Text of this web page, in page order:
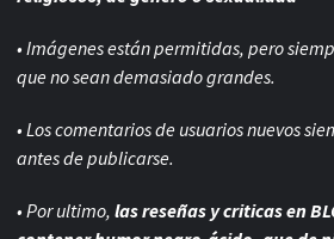
• Imágenes están permitidas, pero
que no sean demasiado grandes.
• Los comentarios de usuarios nuevos
antes de publicarse.
• Por ultimo, las reseñas y criticas en